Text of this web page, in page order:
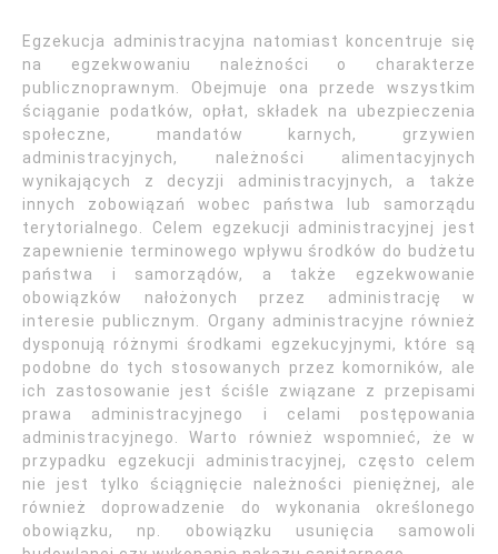
Egzekucja administracyjna natomiast koncentruje się
na egzekwowaniu należności o charakterze
publicznoprawnym. Obejmuje ona przede wszystkim
ściąganie podatków, opłat, składek na ubezpieczenia
społeczne, mandatów karnych, grzywien
administracyjnych, należności alimentacyjnych
wynikających z decyzji administracyjnych, a także
innych zobowiązań wobec państwa lub samorządu
terytorialnego. Celem egzekucji administracyjnej jest
zapewnienie terminowego wpływu środków do budżetu
państwa i samorządów, a także egzekwowanie
obowiązków nałożonych przez administrację w
interesie publicznym. Organy administracyjne również
dysponują różnymi środkami egzekucyjnymi, które są
podobne do tych stosowanych przez komorników, ale
ich zastosowanie jest ściśle związane z przepisami
prawa administracyjnego i celami postępowania
administracyjnego. Warto również wspomnieć, że w
przypadku egzekucji administracyjnej, często celem
nie jest tylko ściągnięcie należności pieniężnej, ale
również doprowadzenie do wykonania określonego
obowiązku, np. obowiązku usunięcia samowoli